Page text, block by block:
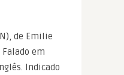
de Emilie
Falado em
Indicado